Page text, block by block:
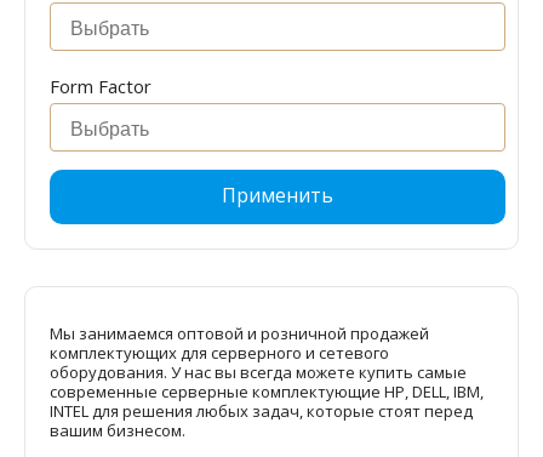
Form Factor
Применить
Мы занимаемся оптовой и розничной продажей
комплектующих для серверного и сетевого
оборудования. У нас вы всегда можете купить самые
современные серверные комплектующие HP, DELL, IBM,
INTEL для решения любых задач, которые стоят перед
вашим бизнесом.